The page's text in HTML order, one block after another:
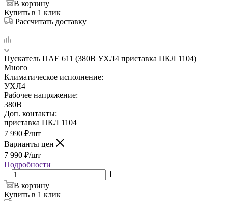
В корзину
Купить в 1 клик
Рассчитать доставку
Пускатель ПАЕ 611 (380В УХЛ4 приставка ПКЛ 1104)
Много
Климатическое исполнение:
УХЛ4
Рабочее напряжение:
380В
Доп. контакты:
приставка ПКЛ 1104
7 990 ₽/шт
Варианты цен
7 990 ₽/шт
Подробности
В корзину
Купить в 1 клик